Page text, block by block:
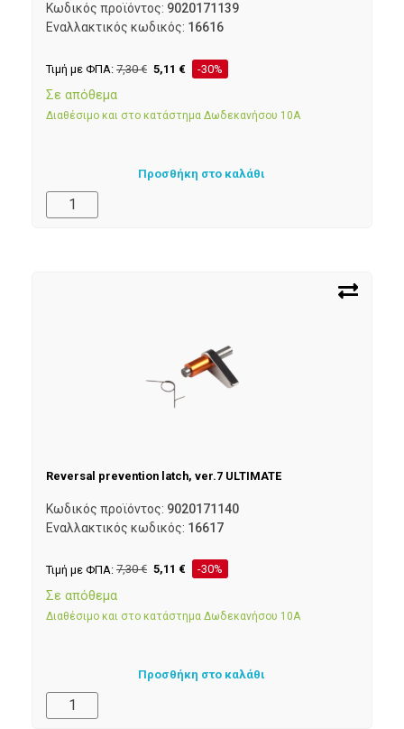
Κωδικός προϊόντος: 9020171139
Εναλλακτικός κωδικός: 16616
Τιμή με ΦΠΑ: 7,30€ 5,11 € -30%
Σε απόθεμα
Διαθέσιμο και στο κατάστημα Δωδεκανήσου 10Α
Προσθήκη στο καλάθι
Reversal prevention latch, ver.7 ULTIMATE
Κωδικός προϊόντος: 9020171140
Εναλλακτικός κωδικός: 16617
Τιμή με ΦΠΑ: 7,30€ 5,11 € -30%
Σε απόθεμα
Διαθέσιμο και στο κατάστημα Δωδεκανήσου 10Α
Προσθήκη στο καλάθι